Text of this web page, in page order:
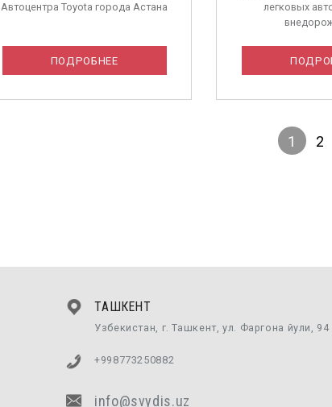
Автоцентра Toyota города Астана
ПОДРОБНЕЕ
легковых
1 2
ТАШКЕНТ
Узбекистан, г. Ташкент, ул. Фаргона йули, 94
+998773250882
info@svydis.uz